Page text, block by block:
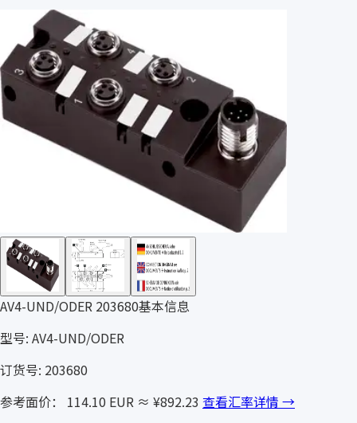
AV4-UND/ODER 203680基本信息
型号: AV4-UND/ODER
订货号: 203680
参考面价： 114.10 EUR ≈ ¥892.23 查看汇率详情 →